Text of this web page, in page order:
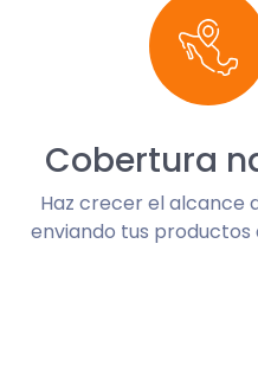
Cobertura
Haz crecer el alcance
enviando tus productos